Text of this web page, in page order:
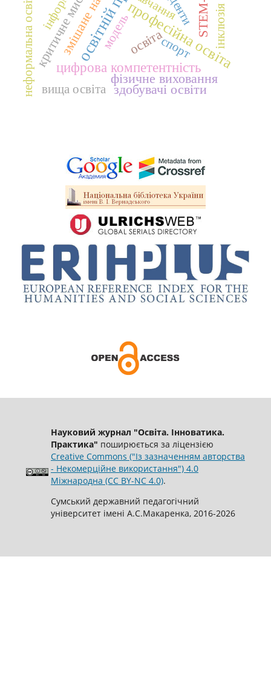
професійна освіта
цифрова компетентність
освіта
фізичне виховання
здобувачі освіти
неформальна освіта вища освіта
модель спорт інклюзія
Науковий журнал "Освіта. Інноватика.
Практика" поширюється за ліцензією
Creative Commons ("Із зазначенням авторства
- Некомерційне використання") 4.0
Міжнародна (CC BY-NC 4.0).
Сумський державний педагогічний
університет імені А.С.Макаренка, 2016-2026